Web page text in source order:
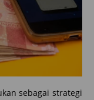
sebagai strategi